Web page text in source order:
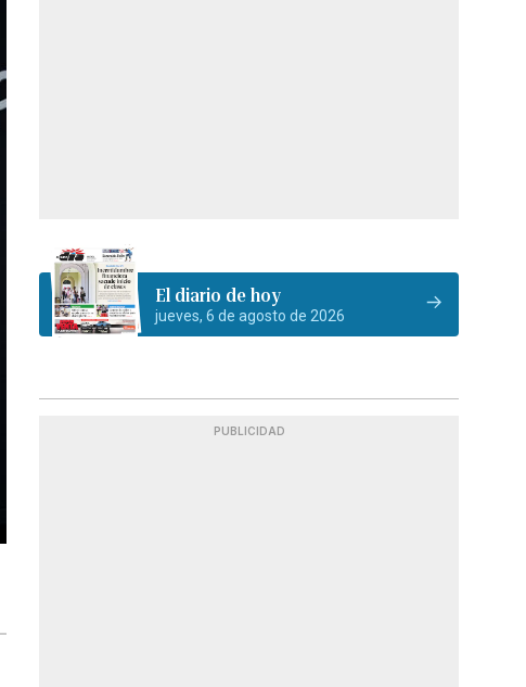
El diario de hoy
jueves, 6 de agosto de 2026
PUBLICIDAD